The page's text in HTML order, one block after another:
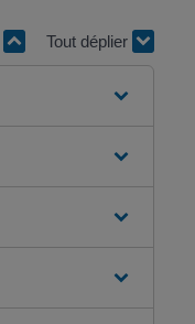
Tout déplier